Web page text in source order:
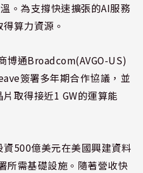
。為支撐快速擴張的AI服務
算力資源。
博通Broadcom(AVGO-US)
簽署多年期合作協議，並
取得接近1 GW的運算能
500億美元在美國興建資料
所需基礎設施。隨著營收快